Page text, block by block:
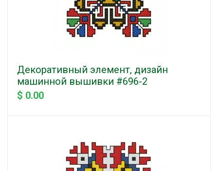
Декоративный элемент, дизайн
машинной вышивки #696-2
$ 0.00